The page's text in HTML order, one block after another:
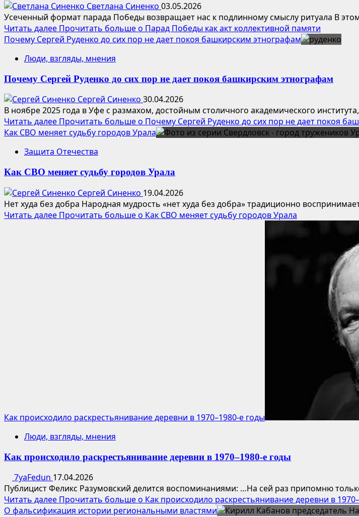
Светлана Синенко 03.05.2026
Усеченный формат парада Победы возвращает нас к подлинному смыслу ритуала В
Читать далее Прочитать больше о Парад Победы как акт коллективной памяти
Почему Сергей Руденко до сих пор не дает покоя башкирским этнографам
Люди, взгляды, мнения
Почему Сергей Руденко до сих пор не дает покоя башкирским этнографам
Сергей Синенко 30.04.2026
В ноябре 2025 года в Уфе с размахом, достойным столичного академического
Читать далее Прочитать больше о Почему Сергей Руденко до сих пор не дает покоя
Как СВО меняет судьбу городов Урала
Защита Отечества
Как СВО меняет судьбу городов Урала
Сергей Синенко 19.04.2026
Нет худа без добра Народная мудрость «нет худа без добра» традиционно
Читать далее Прочитать больше о Как СВО меняет судьбу городов Урала
Как происходило раскрестьянивание деревни в 1970–1980-е годы
Люди, взгляды, мнения
Как происходило раскрестьянивание деревни в 1970–1980-е годы
7yaFedun 17.04.2026
Публицист Феликс Разумовский делится воспоминаниями: …На сей раз припомню
Читать далее Прочитать больше о Как происходило раскрестьянивание деревни в
О фальсификация истории региональными властями